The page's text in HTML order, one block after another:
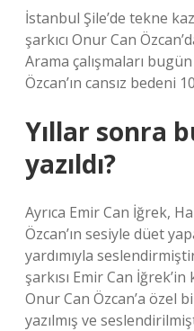
İstanbul Şile’de tekne
şarkıcı Onur Can
Arama çalışmaları
Özcan’ın cansız
Yıllar sonra
yazıldı?
Ayrıca Emir Can İğrek,
Özcan’ın sesiyle düet
yardımıyla
şarkısı Emir Can
Onur Can Özcan’a özel
yazılmış ve